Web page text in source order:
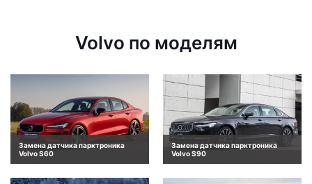
Volvo по моделям
Замена датчика парктроника
Volvo S60
Замена датчика парктроника
Volvo S90